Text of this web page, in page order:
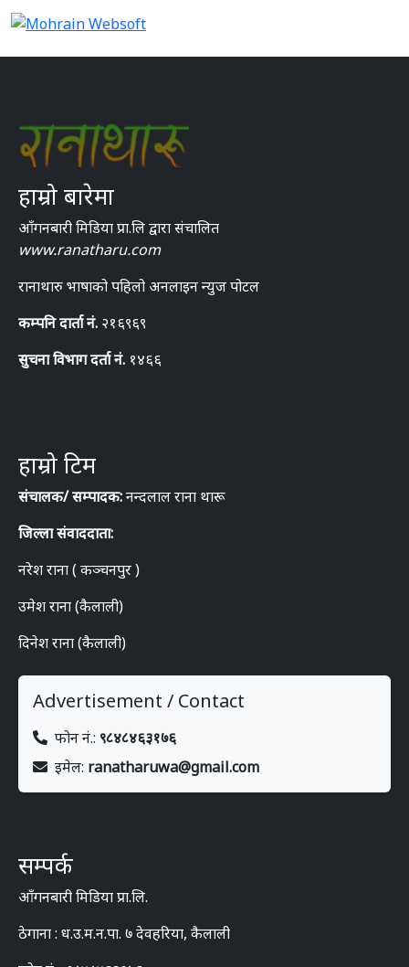
हाम्रो बारेमा
आँगनबारी मिडिया प्रा.लि द्वारा संचालित
www.ranatharu.com
रानाथारु भाषाको पहिलो अनलाइन न्युज पोटल
कम्पनि दार्ता नं. २१६९६९
सुचना विभाग दर्ता नं. १४६६
हाम्रो टिम
संचालक/ सम्पादक:नन्दलाल राना थारू
जिल्ला संवाददाता:
नरेश राना ( कञ्चनपुर )
उमेश राना (कैलाली)
दिनेश राना (कैलाली)
Advertisement / Contact
फोन नं.: ९८४८४६३१७६
इमेल: ranatharuwa@gmail.com
सम्पर्क
आँगनबारी मिडिया प्रा.लि.
ठेगाना : ध.उ.म.न.पा. ७ देवहरिया, कैलाली